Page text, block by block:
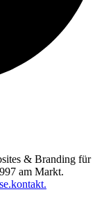
& Branding für
am Markt.
kontakt.